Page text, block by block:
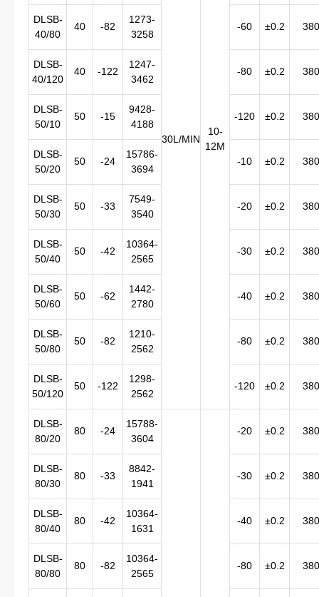
30L/MIN
10-
12M
DLSB-
40/80
40 -82
1273-
3258
-60 ±0.2 380
DLSB-
40/120
40 -122
1247-
3462
-80 ±0.2 380
DLSB-
50/10
50 -15
9428-
4188
-120 ±0.2 380
DLSB-
50/20
50 -24
15786-
3694
-10 ±0.2 380
DLSB-
50/30
50 -33
7549-
3540
-20 ±0.2 380
DLSB-
50/40
50 -42
10364-
2565
-30 ±0.2 380
DLSB-
50/60
50 -62
1442-
2780
-40 ±0.2 380
DLSB-
50/80
50 -82
1210-
2562
-80 ±0.2 380
DLSB-
50/120
50 -122
1298-
2562
-120 ±0.2 380
DLSB-
80/20
80 -24
15788-
3604
-20 ±0.2 380
DLSB-
80/30
80 -33
8842-
1941
-30 ±0.2 380
DLSB-
80/40
80 -42
10364-
1631
-40 ±0.2 380
DLSB-
80/80
80 -82
10364-
2565
-80 ±0.2 380